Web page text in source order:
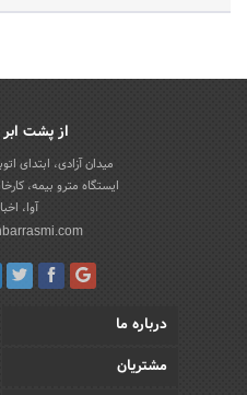
از پشت ابر
میدان آزادی، ابتدای
ایستگاه مترو بیمه،
آوا،
درباره ما
مشتریان